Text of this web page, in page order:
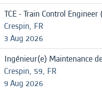
TCE - Train Control
Crespin, FR
3 Aug 2026
Ingénieur(e) Maintenance
Crespin, 59, FR
9 Aug 2026